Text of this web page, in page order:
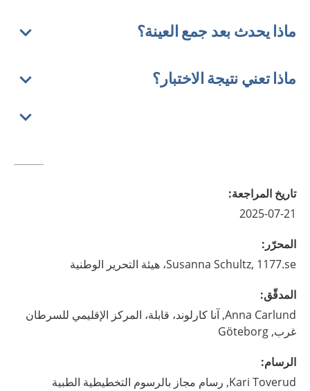
ماذا يحدث بعد جمع العينة؟
ماذا تعني نتيجة الاختبار؟
تاريخ المراجعة:
2025-07-21
المحرّر :
Susanna Schultz, 1177.se، هيئة التحرير الوطنية
المدقّق:
Anna Carlund,
آنا كارلوند، قابلة، المركز الإقليمي للسرطان
غرب, Göteborg
الرسام:
Kari Toverud, رسام مجاز بالرسوم التخطيطية الطبية